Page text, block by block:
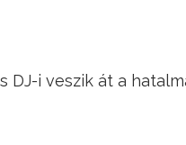
DJ-i veszik át a